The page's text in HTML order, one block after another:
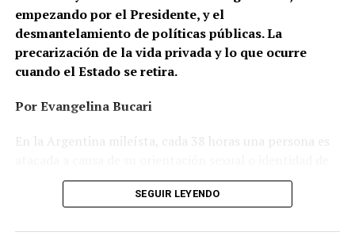
empezando por el Presidente, y el
desmantelamiento de políticas públicas. La
precarización de la vida privada y lo que ocurre
cuando el Estado se retira.
Por Evangelina Bucari
En la Argentina mileísta, cada 38 horas una persona es
género. En Cañuelas, un hombre le prendió fuego a la
casa de una pareja de lesbianas. En Recoleta, dos
un hombre las frenó y las increpó: una terminó con la
SEGUIR LEYENDO